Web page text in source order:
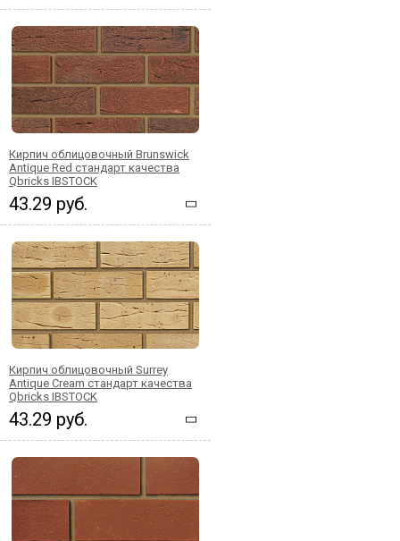
Кирпич облицовочный Brunswick
Antique Red стандарт качества
Qbricks IBSTOCK
43.29 руб.
Кирпич облицовочный Surrey
Antique Cream стандарт качества
Qbricks IBSTOCK
43.29 руб.